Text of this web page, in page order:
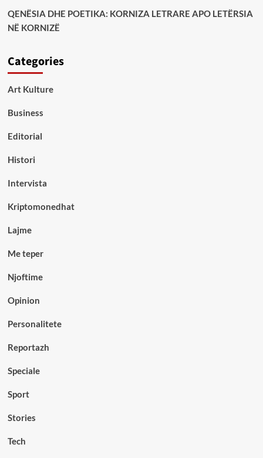
QENËSIA DHE POETIKA: KORNIZA LETRARE APO LETËRSIA
NË KORNIZË
Categories
Art Kulture
Business
Editorial
Histori
Intervista
Kriptomonedhat
Lajme
Me teper
Njoftime
Opinion
Personalitete
Reportazh
Speciale
Sport
Stories
Tech